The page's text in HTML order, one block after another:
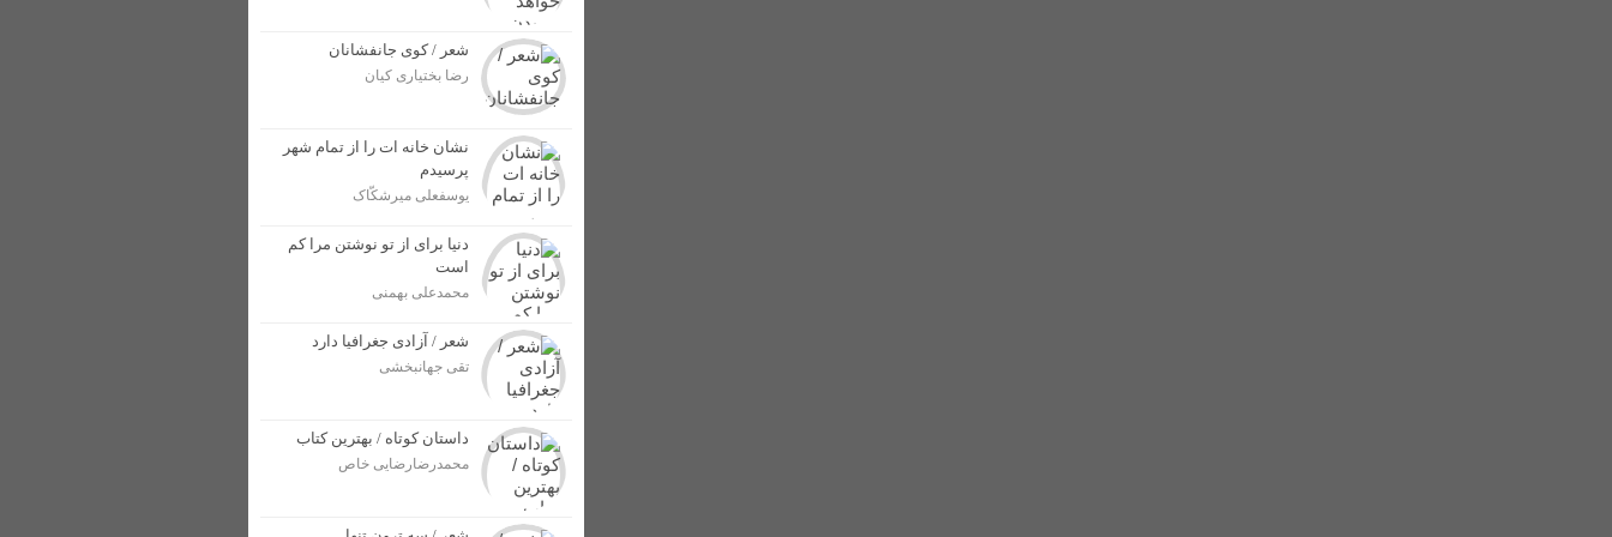
کشف و امحای مزرعه کشت خشخاش در شهرستان لالی/تشکیل پرونده برای مجرمان
از دشت های لالی تا کوه های زاگرس/کنار، میوه پرطرفدار بهاری در خوزستان + عکس
اعلام آمادگی عشایر بختیاری شهرستان لالی برای دفاع از وطن در برابر دشمنان + عکس
شعر / کوی جانفشانان
رضا بختیاری کیان
نشان خانه ات را از تمام شهر
پرسیدم
یوسفعلی میرشکّاک
دنیا برای از تو نوشتن مرا کم
است
محمدعلی بهمنی
شعر / آزادی جغرافیا دارد
تقی جهانبخشی
داستان کوتاه / بهترین کتاب
محمدرضارضایی خاص